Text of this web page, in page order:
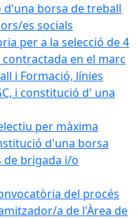
d'una borsa de treball
es socials
per a la selecció de 4
en el marc
i Formació, línies
i constitució d' una
per màxima
d'una borsa
de brigada i/o
del procés
a de l'Àrea de